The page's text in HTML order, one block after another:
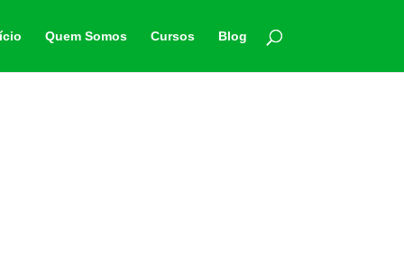
Quem Somos Cursos Blog